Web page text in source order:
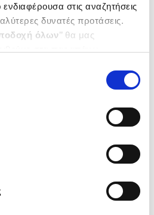
ενδιαφέρουσα στις αναζητήσεις
δυνατές προτάσεις.
όλων’’ θα μας
από τα παρακάτω με την
να ενημερωθείτε σχετικά με